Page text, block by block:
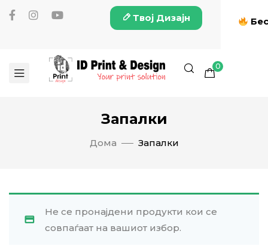
Твој Дизајн
0
Запалки
Дома Запалки
Не се пронајдени продукти кои се
совпаѓаат на вашиот избор.